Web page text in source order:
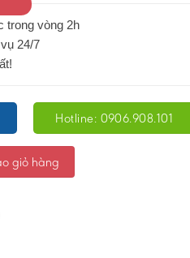
trong vòng 2h
24/7
Hotline: 0906.908.101
số lượng
giỏ hàng